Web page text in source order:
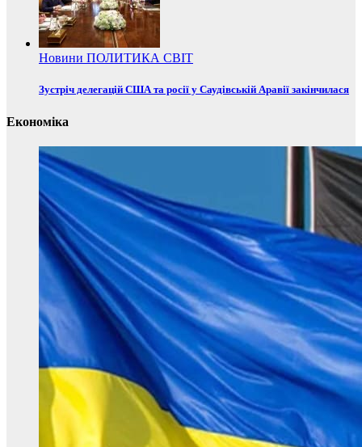
Новини ПОЛИТИКА СВІТ
Зустріч делегацій США та росії у Саудівській Аравії закінчилася
Економіка